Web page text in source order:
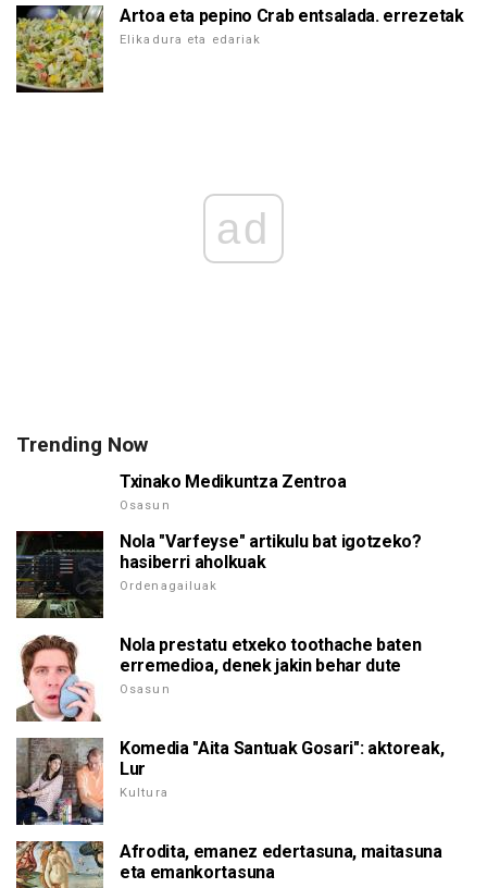
Artoa eta pepino Crab entsalada. errezetak
Elikadura eta edariak
ad
Trending Now
Txinako Medikuntza Zentroa
Osasun
Nola "Varfeyse" artikulu bat igotzeko?
hasiberri aholkuak
Ordenagailuak
Nola prestatu etxeko toothache baten
erremedioa, denek jakin behar dute
Osasun
Komedia "Aita Santuak Gosari": aktoreak,
Lur
Kultura
Afrodita, emanez edertasuna, maitasuna
eta emankortasuna